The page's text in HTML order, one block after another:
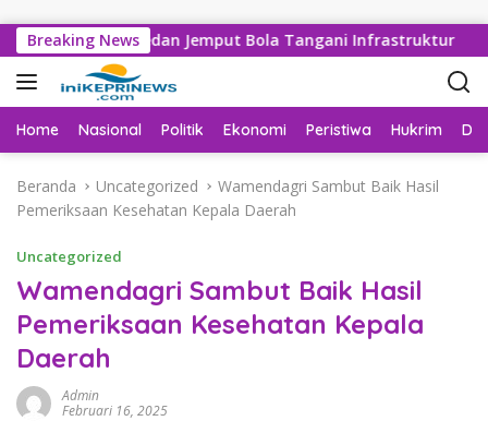
Breaking News
Medan Jemput Bola Tangani Infrastruktur
Home Nasional Politik Ekonomi Peristiwa Hukrim
Beranda Uncategorized
Wamendagri Sambut Baik Hasil
Pemeriksaan Kesehatan Kepala Daerah
Uncategorized
Wamendagri Sambut Baik Hasil
Pemeriksaan Kesehatan Kepala
Daerah
Admin
Februari 16, 2025